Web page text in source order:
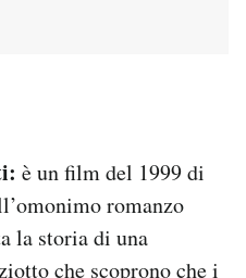
è un film del 1999 di
romanzo
la storia di una
che scoprono che i